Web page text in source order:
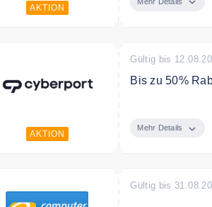
AKTION
AKTION
Gültig bis
Bis zu 50%
Mehr Details
Gültig bis